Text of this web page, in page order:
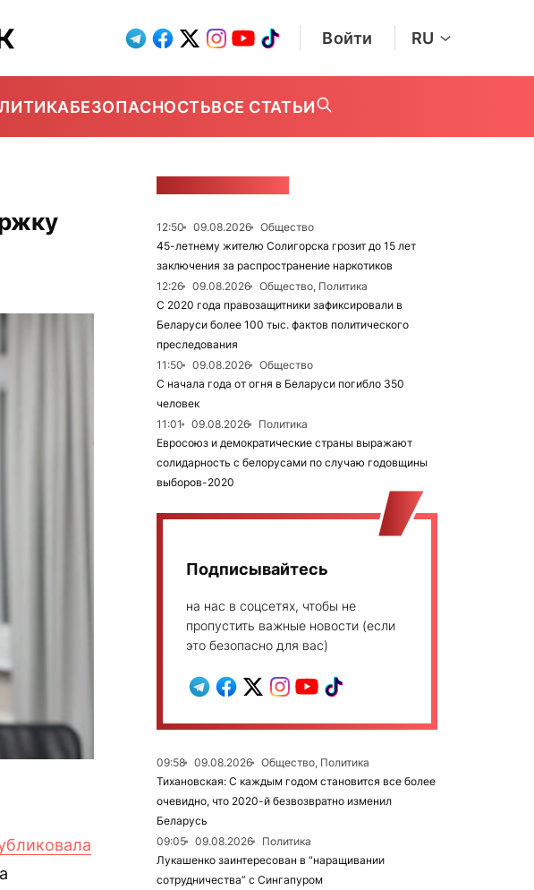
Войти RU
БЕЗОПАСНОСТЬВСЕ СТАТЬИ
12:50 09.08.2026
Общество
45-летнему жителю Солигорска грозит до 15 лет
заключения за распространение наркотиков
12:26
09.08.2026
Общество, Политика
С 2020 года правозащитники зафиксировали в
Беларуси более 100 тыс. фактов политического
преследования
11:50
09.08.2026
Общество
С начала года от огня в Беларуси погибло 350
человек
11:01
09.08.2026
Политика
Евросоюз и демократические страны выражают
солидарность с белорусами по случаю годовщины
выборов-2020
Подписывайтесь
на нас в соцсетях, чтобы не
пропустить важные новости (если
это безопасно для вас)
09:58 09.08.2026
Общество, Политика
Тихановская: С каждым годом становится все более
очевидно, что 2020-й безвозвратно изменил
Беларусь
09:05
09.08.2026
Политика
Лукашенко заинтересован в “наращивании
сотрудничества” с Сингапуром